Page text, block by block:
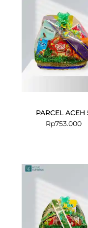
PARCEL ACEH
Rp753.000